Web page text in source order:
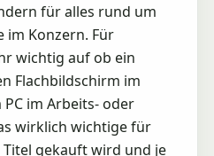
für alles rund um
im Konzern. Für
wichtig auf ob ein
Flachbildschirm im
im Arbeits- oder
wirklich wichtige für
gekauft wird und je